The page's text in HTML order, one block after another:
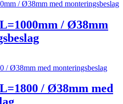
/ Ø38mm
/ Ø38mm med